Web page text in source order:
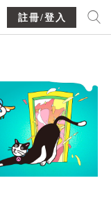
註冊/登入